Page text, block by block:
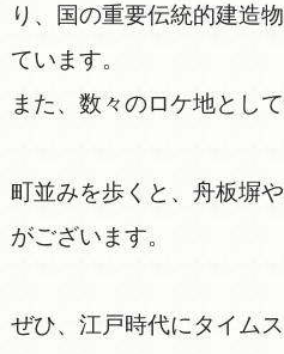
り、国の重要伝統的建造
ています。
また、数々のロケ地とし
町並みを歩くと、舟板塀
がございます。
ぜひ、江戸時代にタイム